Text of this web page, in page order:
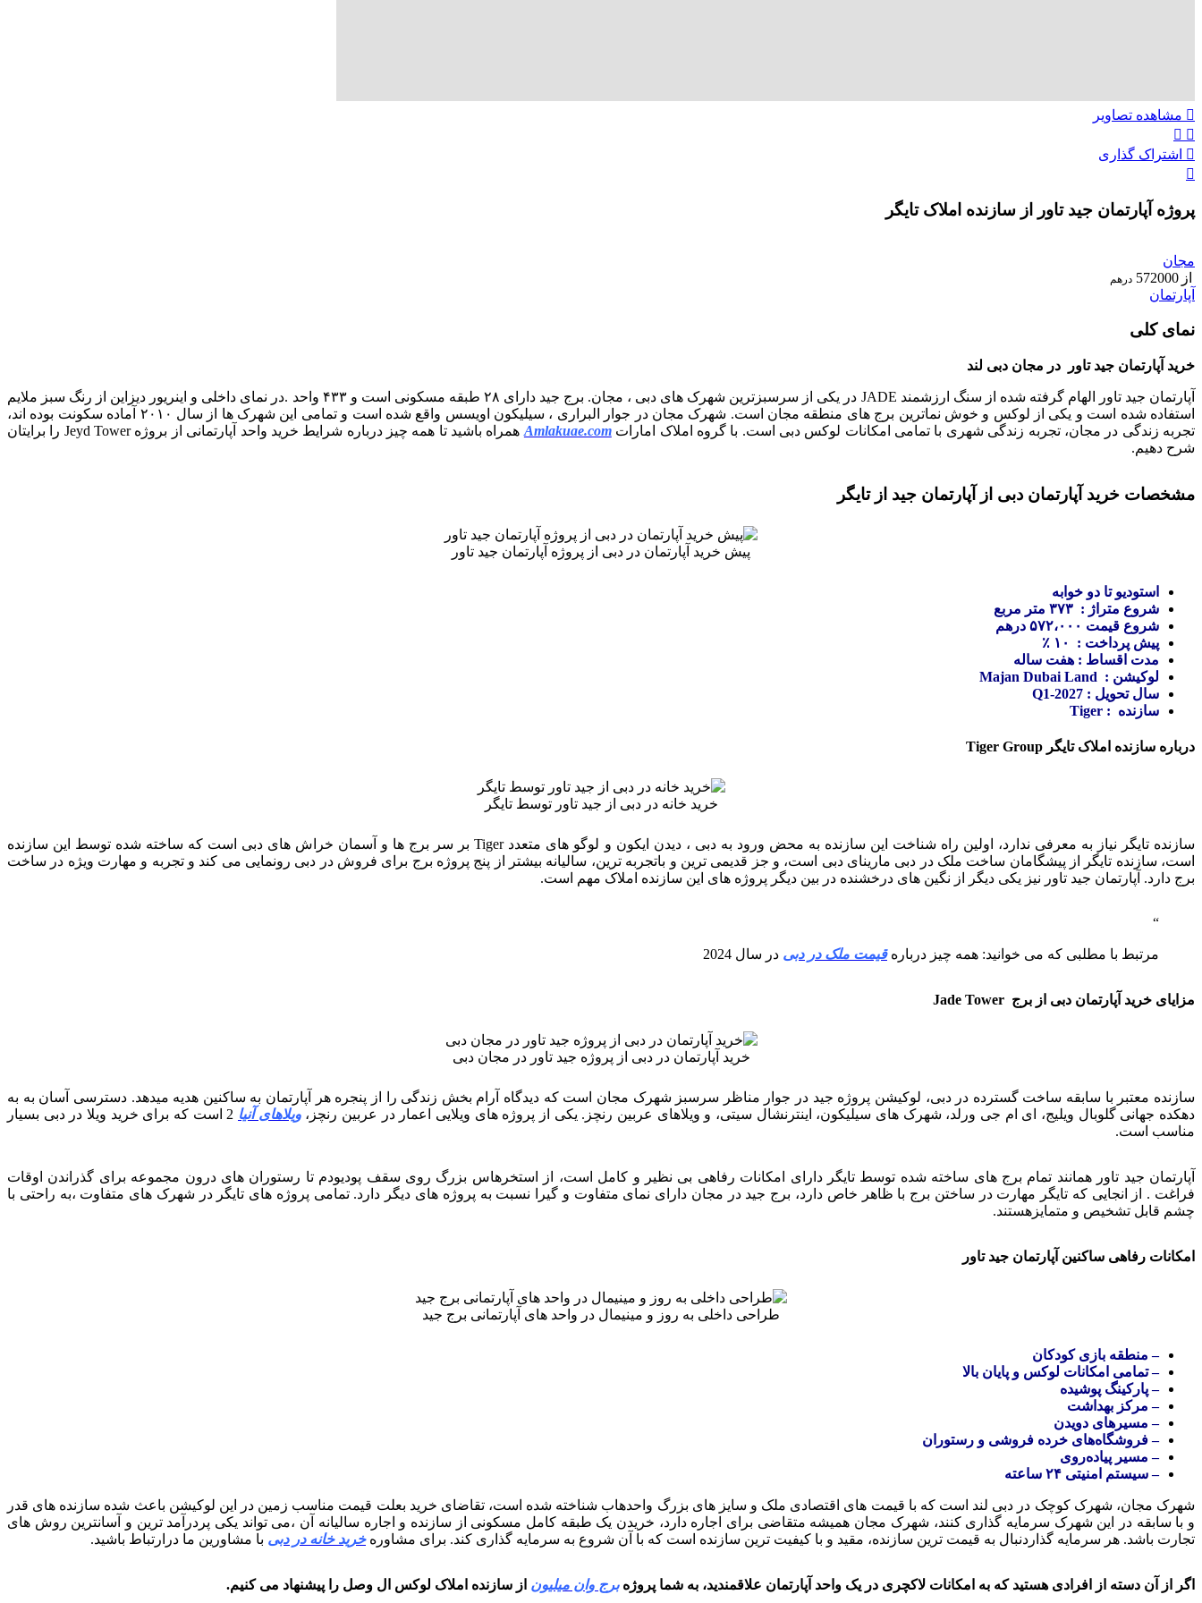
مشاهده تصاویر
اشتراک گذاری
پروژه آپارتمان جید تاور از سازنده املاک تایگر
مجان
از 572000 درهم
آپارتمان
نمای کلی
خرید آپارتمان جید تاور در مجان دبی لند
آپارتمان جید تاور الهام گرفته شده از سنگ ارزشمند JADE در یکی از سرسبزترین شهرک های دبی ، مجان. برج جید دارای ۲۸ طبقه مسکونی است و ۴۳۳ واحد .در نمای داخلی و اینریور دیزاین از رنگ سبز ملایم
استفاده شده است و یکی از لوکس و خوش نماترین برج های منطقه مجان است. شهرک مجان در جوار البراری ، سیلیکون اویسس واقع شده است و تمامی این شهرک ها از سال ۲۰۱۰ آماده سکونت بوده اند،
تجربه زندگی در مجان، تجربه زندگی شهری با تمامی امکانات لوکس دبی است. با گروه املاک اماراتAmlakuae.com
همراه باشید تا همه چیز درباره شرایط خرید واحد آپارتمانی از بروژه Jeyd Tower را برایتان
شرح دهیم.
مشخصات خرید آپارتمان دبی از آپارتمان جید از تایگر
پیش خرید آپارتمان در دبی از پروژه آپارتمان جید تاور
استودیو تا دو خوابه
شروع متراژ : ۳۷۳ متر مربع
شروع قیمت ۵۷۲،۰۰۰ درهم
پیش پرداخت : ۱۰ ٪
مدت اقساط : هفت ساله
لوکیشن : Majan Dubai Land
سال تحویل : Q1-2027
سازنده : Tiger
درباره سازنده املاک تایگر Tiger Group
خرید خانه در دبی از جید تاور توسط تایگر
سازنده تایگر نیاز به معرفی ندارد، اولین راه شناخت این سازنده به محض ورود به دبی ، دیدن ایکون و لوگو های متعدد Tiger بر سر برج ها و آسمان خراش های دبی است که ساخته شده توسط این سازنده
است، سازنده تایگر از پیشگامان ساخت ملک در دبی مارینای دبی است، و جز قدیمی ترین و باتجربه ترین، سالیانه بیشتر از پنج پروژه برج برای فروش در دبی رونمایی می کند و تجربه و مهارت ویژه در ساخت
برج دارد. آپارتمان جید تاور نیز یکی دیگر از نگین های درخشنده در بین دیگر پروژه های این سازنده املاک مهم است.
مرتبط با مطلبی که می خوانید: همه چیز دربارهقیمت ملک در دبی در سال 2024
مزایای خرید آپارتمان دبی از برج Jade Tower
خرید آپارتمان در دبی از پروژه جید تاور در مجان دبی
سازنده معتبر با سابقه ساخت گسترده در دبی، لوکیشن پروژه جید در جوار مناظر سرسبز شهرک مجان است که دیدگاه آرام بخش زندگی را از پنجره هر آپارتمان به ساکنین هدیه میدهد. دسترسی آسان به به
دهکده جهانی گلوبال ویلیج، ای ام جی ورلد، شهرک های سیلیکون، اینترنشال سیتی، و ویلاهای عربین رنچز. یکی از پروژه های ویلایی اعمار در عربین رنچز،ویلاهای آنیا
2 است که برای خرید ویلا در دبی بسیار
مناسب است.
آپارتمان جید تاور همانند تمام برج های ساخته شده توسط تایگر دارای امکانات رفاهی بی نظیر و کامل است، از استخرهاس بزرگ روی سقف پودیودم تا رستوران های درون مجموعه برای گذراندن اوقات
فراغت . از انجایی که تایگر مهارت در ساختن برج با ظاهر خاص دارد، برج جید در مجان دارای نمای متفاوت و گیرا نسبت به پروژه های دیگر دارد. تمامی پروژه های تایگر در شهرک های متفاوت ،به راحتی با
چشم قابل تشخیص و متمایزهستند.
امکانات رفاهی ساکنین آپارتمان جید تاور
طراحی داخلی به روز و مینیمال در واحد های آپارتمانی برج جید
– منطقه بازی کودکان
– تمامی امکانات لوکس و پایان بالا
– پارکینگ پوشیده
– مرکز بهداشت
– مسیرهای دویدن
– فروشگاه‌های خرده فروشی و رستوران
– مسیر پیاده‌روی
– سیستم امنیتی ۲۴ ساعته
شهرک مجان، شهرک کوچک در دبی لند است که با قیمت های اقتصادی ملک و سایز های بزرگ واحدهاب شناخته شده است، تقاضای خرید بعلت قیمت مناسب زمین در این لوکیشن باعث شده سازنده های قدر
و با سابقه در این شهرک سرمایه گذاری کنند، شهرک مجان همیشه متقاضی برای اجاره دارد، خریدن یک طبقه کامل مسکونی از سازنده و اجاره سالیانه آن ،می تواند یکی پردرآمد ترین و آسانترین روش های
تجارت باشد. هر سرمایه گذاردنبال به قیمت ترین سازنده، مقید و با کیفیت ترین سازنده است که با آن شروع به سرمایه گذاری کند. برای مشاورهخرید خانه در دبی با مشاورین ما درارتباط باشید.
اگر از آن دسته از افرادی هستید که به امکانات لاکچری در یک واحد آپارتمان علاقمندید، به شما پروژهبرج وان میلیون از سازنده املاک لوکس ال وصل را پیشنهاد می کنیم.